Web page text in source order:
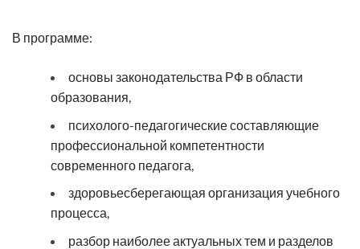
В программе:
основы законодательства РФ в области
образования,
психолого-педагогические составляющие
профессиональной компетентности
современного педагога,
здоровьесберегающая организация учебного
процесса,
разбор наиболее актуальных тем и разделов